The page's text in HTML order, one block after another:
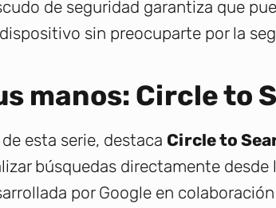
de seguridad garantiza que
sin preocuparte por la
manos: Circle to
esta serie, destaca Circle to
búsquedas directamente desde
por Google en